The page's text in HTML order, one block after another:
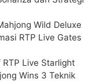
Wild Deluxe
RTP Live Gates
Live Starlight
Wins 3 Teknik